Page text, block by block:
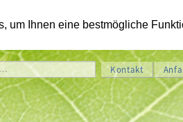
um Ihnen eine bestmögliche
Kontakt